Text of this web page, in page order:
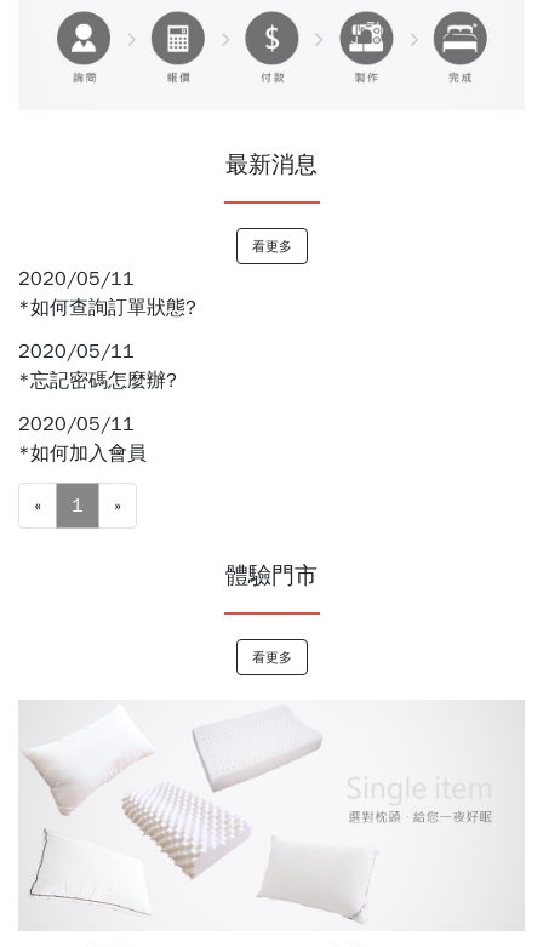
最新消息
看更多
2020/05/11
*如何查詢訂單狀態?
2020/05/11
*忘記密碼怎麼辦?
2020/05/11
*如何加入會員
« 1 »
體驗門市
看更多